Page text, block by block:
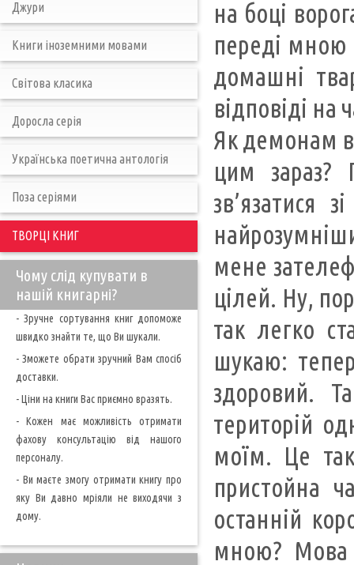
на боці
переді мною
домашні
відповіді на
Як демонам
цим зараз?
зв’язатися
мене
цілей. Ну,
так легко
шукаю:
здоровий.
територій
моїм. Це
пристойна
останній
мною? Мова
Джури
Книги іноземними мовами
Світова класика
Доросла серія
Українська поетична антологія
Поза серіями
ТВОРЦІ КНИГ
Чому слід купувати в
нашій книгарні?
- Зручне сортування книг допоможе
швидко знайти те, що Ви шукали.
- Зможете обрати зручний Вам спосіб
доставки.
- Ціни на книги Вас приємно вразять.
- Кожен має можливість отримати
фахову консультацію від нашого
персоналу.
- Ви маєте змогу отримати книгу про
яку Ви давно мріяли не виходячи з
дому.